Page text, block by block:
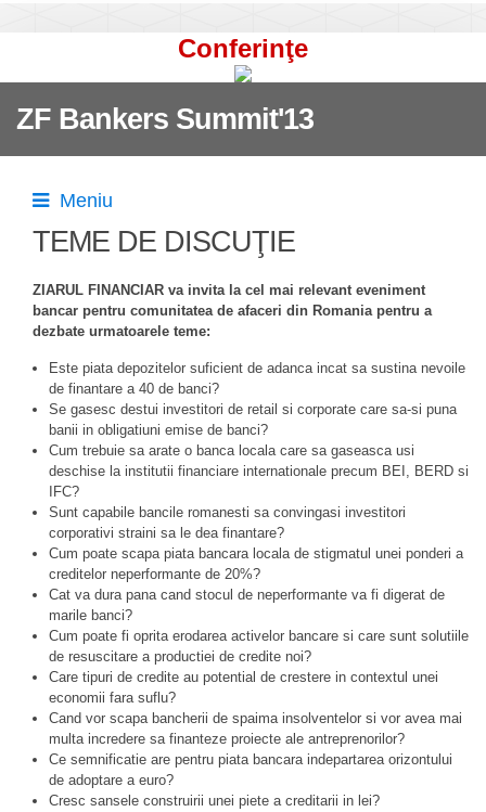
Conferinţe
ZF Bankers Summit'13
Meniu
TEME DE DISCUŢIE
ZIARUL FINANCIAR va invita la cel mai relevant eveniment
bancar pentru comunitatea de afaceri din Romania pentru a
dezbate urmatoarele teme:
Este piata depozitelor suficient de adanca incat sa sustina nevoile
de finantare a 40 de banci?
Se gasesc destui investitori de retail si corporate care sa-si puna
banii in obligatiuni emise de banci?
Cum trebuie sa arate o banca locala care sa gaseasca usi
deschise la institutii financiare internationale precum BEI, BERD si
IFC?
Sunt capabile bancile romanesti sa convingasi investitori
corporativi straini sa le dea finantare?
Cum poate scapa piata bancara locala de stigmatul unei ponderi a
creditelor neperformante de 20%?
Cat va dura pana cand stocul de neperformante va fi digerat de
marile banci?
Cum poate fi oprita erodarea activelor bancare si care sunt solutiile
de resuscitare a productiei de credite noi?
Care tipuri de credite au potential de crestere in contextul unei
economii fara suflu?
Cand vor scapa bancherii de spaima insolventelor si vor avea mai
multa incredere sa finanteze proiecte ale antreprenorilor?
Ce semnificatie are pentru piata bancara indepartarea orizontului
de adoptare a euro?
Cresc sansele construirii unei piete a creditarii in lei?